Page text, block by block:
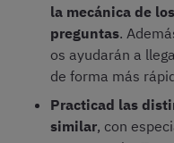
la mecánica de
preguntas.
os ayudarán a
de forma más
Practicad las
similar, con